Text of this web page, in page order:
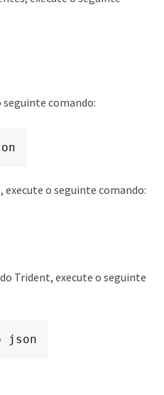
seguinte comando:
execute o seguinte comando:
Trident, execute o seguinte
json